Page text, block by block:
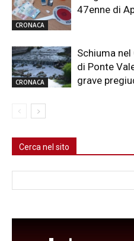
CRONACA
47enne di
CRONACA
Schiuma
di Ponte
grave
Cerca nel sito